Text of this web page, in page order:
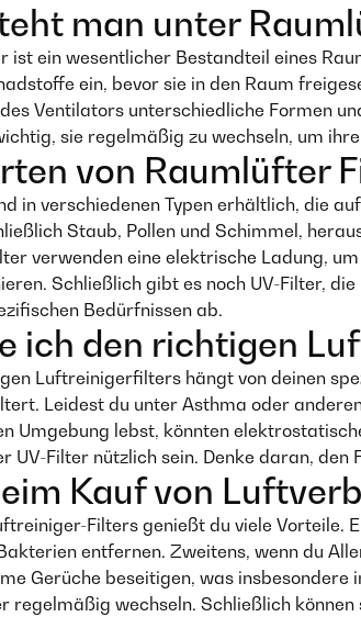
man unter
ist ein wesentlicher Bestandteil eines
ein, bevor sie in den Raum
Ventilators unterschiedliche Formen
sie regelmäßig zu wechseln, um
von Raumlüfter
in verschiedenen Typen erhältlich, die
Staub, Pollen und Schimmel,
verwenden eine elektrische Ladung,
Schließlich gibt es noch UV-Filter,
Bedürfnissen ab.
ich den richtigen
Luftreinigerfilters hängt von deinen
Leidest du unter Asthma oder
Umgebung lebst, könnten
UV-Filter nützlich sein. Denke daran,
Kauf von
Filters genießt du viele Vorteile.
entfernen. Zweitens, wenn du
Gerüche beseitigen, was
regelmäßig wechseln. Schließlich